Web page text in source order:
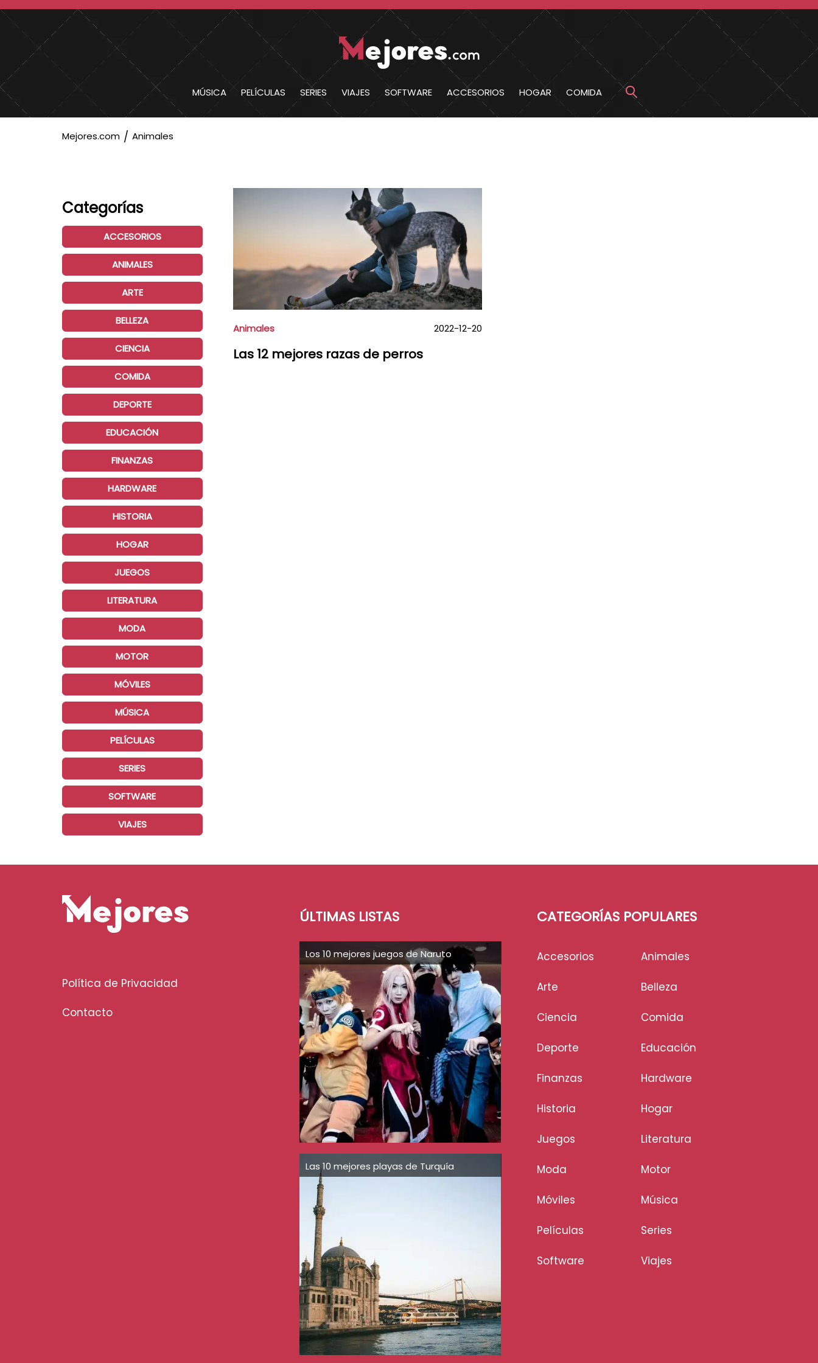
MÚSICA PELÍCULAS SERIES VIAJES SOFTWARE ACCESORIOS HOGAR COMIDA
Mejores.com Animales
Categorías
ACCESORIOS
ANIMALES
ARTE
BELLEZA
CIENCIA
COMIDA
DEPORTE
EDUCACIÓN
FINANZAS
HARDWARE
HISTORIA
HOGAR
JUEGOS
LITERATURA
MODA
MOTOR
MÓVILES
MÚSICA
PELÍCULAS
SERIES
SOFTWARE
VIAJES
Animales 2022-12-20
Las 12 mejores razas de perros
Política de Privacidad
Contacto
ÚLTIMAS LISTAS
Los 10 mejores juegos de Naruto
Las 10 mejores playas de Turquía
CATEGORÍAS POPULARES
Accesorios Animales
Arte Belleza
Ciencia Comida
Deporte Educación
Finanzas Hardware
Historia Hogar
Juegos Literatura
Moda Motor
Móviles Música
Películas Series
Software Viajes